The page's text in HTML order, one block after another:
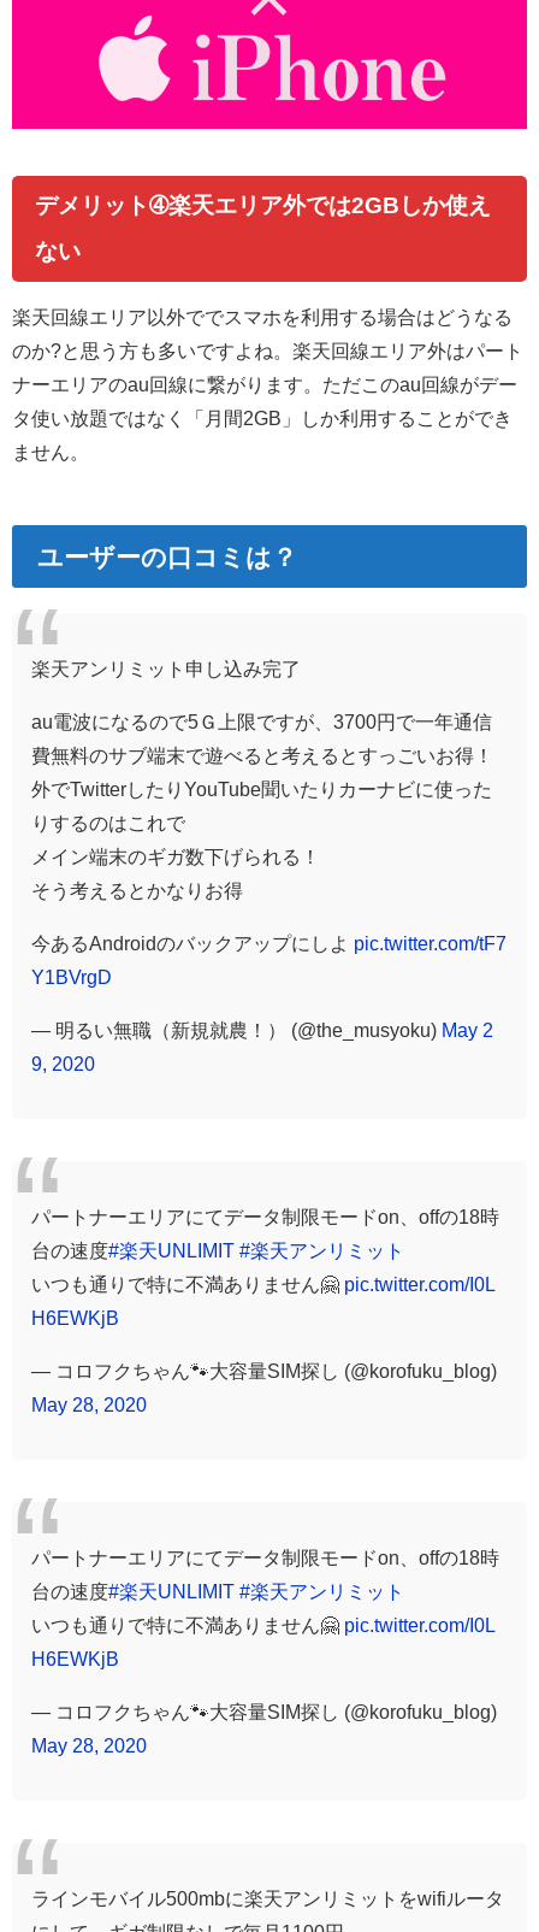
デメリット➃楽天エリア外では2GBしか使え
ない
楽天回線エリア以外ででスマホを利用する場合はどうなる
のか?と思う方も多いですよね。楽天回線エリア外はパート
ナーエリアのau回線に繋がります。ただこのau回線がデー
タ使い放題ではなく「月間2GB」しか利用することができ
ません。
ユーザーの口コミは？
楽天アンリミット申し込み完了
au電波になるので5Ｇ上限ですが、3700円で一年通信
費無料のサブ端末で遊べると考えるとすっごいお得！
外でTwitterしたりYouTube聞いたりカーナビに使った
りするのはこれで
メイン端末のギガ数下げられる！
そう考えるとかなりお得
今あるAndroidのバックアップにしよ pic.twitter.com/tF7
Y1BVrgD
— 明るい無職（新規就農！） (@the_musyoku) May 2
9, 2020
パートナーエリアにてデータ制限モードon、offの18時
台の速度#楽天UNLIMIT #楽天アンリミット
いつも通りで特に不満ありません🤗 pic.twitter.com/I0L
H6EWKjB
— コロフクちゃん🐾大容量SIM探し (@korofuku_blog)
May 28, 2020
パートナーエリアにてデータ制限モードon、offの18時
台の速度#楽天UNLIMIT #楽天アンリミット
いつも通りで特に不満ありません🤗 pic.twitter.com/I0L
H6EWKjB
— コロフクちゃん🐾大容量SIM探し (@korofuku_blog)
May 28, 2020
ラインモバイル500mbに楽天アンリミットをwifiルータ